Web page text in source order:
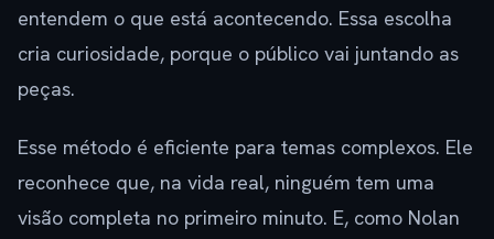
entendem o que está acontecendo. Essa escolha
cria curiosidade, porque o público vai juntando as
peças.
Esse método é eficiente para temas complexos. Ele
reconhece que, na vida real, ninguém tem uma
visão completa no primeiro minuto. E, como Nolan